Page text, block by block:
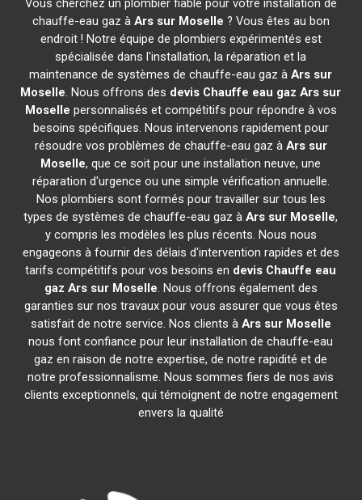
Vous cherchez un plombier fiable pour votre installation de
chauffe-eau gaz à Ars sur Moselle ? Vous êtes au bon
endroit ! Notre équipe de plombiers expérimentés est
spécialisée dans l'installation, la réparation et la
maintenance de systèmes de chauffe-eau gaz àArs sur
Moselle. Nous offrons des devis Chauffe eau gaz Ars sur
Moselle personnalisés et compétitifs pour répondre à vos
besoins spécifiques. Nous intervenons rapidement pour
résoudre vos problèmes de chauffe-eau gaz à Ars sur
Moselle, que ce soit pour une installation neuve, une
réparation d'urgence ou une simple vérification annuelle.
Nos plombiers sont formés pour travailler sur tous les
types de systèmes de chauffe-eau gaz àArs sur Moselle,
y compris les modèles les plus récents. Nous nous
engageons à fournir des délais d'intervention rapides et des
tarifs compétitifs pour vos besoins en devis Chauffe eau
gaz Ars sur Moselle. Nous offrons également des
garanties sur nos travaux pour vous assurer que vous êtes
satisfait de notre service. Nos clients à Ars sur Moselle
nous font confiance pour leur installation de chauffe-eau
gaz en raison de notre expertise, de notre rapidité et de
notre professionnalisme. Nous sommes fiers de nos avis
clients exceptionnels, qui témoignent de notre engagement
envers la qualité